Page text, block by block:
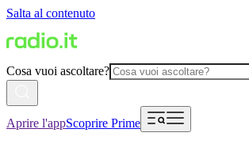
Salta al contenuto
Cosa vuoi ascoltare?
Aprire l'appScoprire Prime